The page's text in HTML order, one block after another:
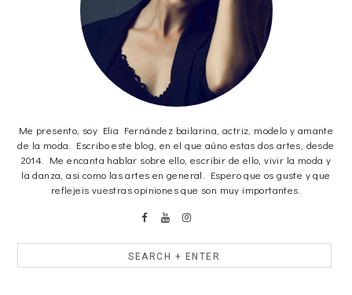
Me presento, soy Elia Fernández bailarina, actriz, modelo y amante
de la moda. Escribo este blog, en el que aúno estas dos artes, desde
2014. Me encanta hablar sobre ello, escribir de ello, vivir la moda y
la danza, asi como las artes en general. Espero que os guste y que
reflejeis vuestras opiniones que son muy importantes.